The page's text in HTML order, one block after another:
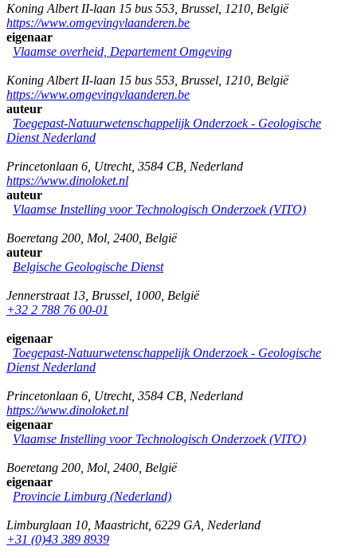
Koning Albert II-laan 15 bus 553 Brussel 1210 België
https://www.omgevingvlaanderen.be
eigenaar
Vlaamse overheid, Departement Omgeving
Koning Albert II-laan 15 bus 553 Brussel 1210 België
https://www.omgevingvlaanderen.be
auteur
Toegepast-Natuurwetenschappelijk Onderzoek - Geologische
Dienst Nederland
Princetonlaan 6 Utrecht, 3584 CB Nederland
https://www.dinoloket.nl
auteur
Vlaamse Instelling voor Technologisch Onderzoek (VITO)
Boeretang 200 Mol 2400 België
auteur
Belgische Geologische Dienst
Jennerstraat 13 Brussel 1000 België
+32 2 788 76 00-01
eigenaar
Toegepast-Natuurwetenschappelijk Onderzoek - Geologische
Dienst Nederland
Princetonlaan 6 Utrecht, 3584 CB Nederland
https://www.dinoloket.nl
eigenaar
Vlaamse Instelling voor Technologisch Onderzoek (VITO)
Boeretang 200 Mol 2400 België
eigenaar
Provincie Limburg (Nederland)
Limburglaan 10 Maastricht, 6229 GA Nederland
+31 (0)43 389 8939